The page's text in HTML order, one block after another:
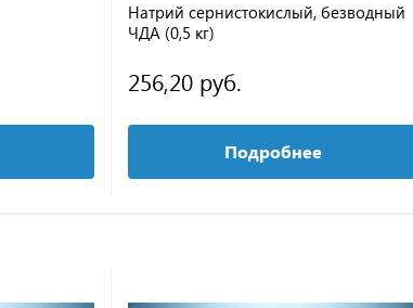
Натрий сернистокислый, безводный
ЧДА (0,5 кг)
256,20 руб.
Подробнее